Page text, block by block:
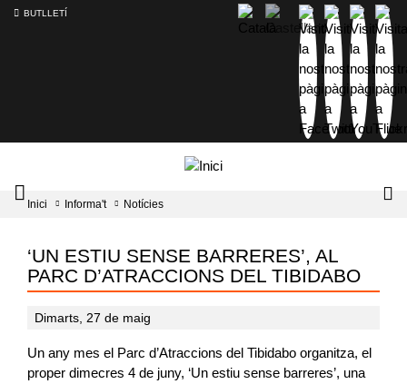
BUTLLETÍ
Mobile
menu
Inici Informa't Notícies
‘UN ESTIU SENSE BARRERES’, AL
PARC D’ATRACCIONS DEL TIBIDABO
Dimarts, 27 de maig
Un any mes el Parc d’Atraccions del Tibidabo organitza, el
proper dimecres 4 de juny, ‘Un estiu sense barreres’, una